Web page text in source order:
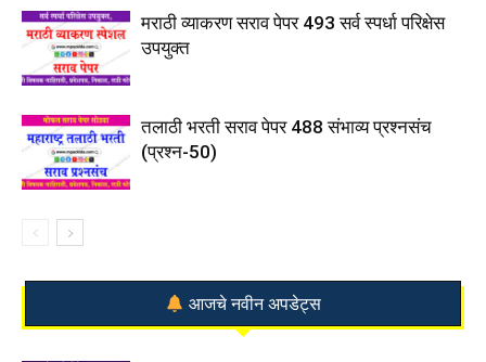
मराठी व्याकरण सराव पेपर 493 सर्व स्पर्धा परिक्षेस
उपयुक्त
तलाठी भरती सराव पेपर 488 संभाव्य प्रश्नसंच
(प्रश्न-50)
आजचे नवीन अपडेट्स